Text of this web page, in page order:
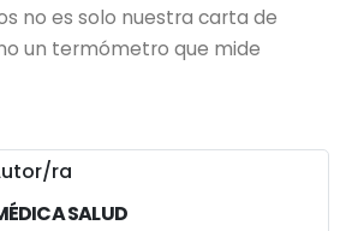
no es solo nuestra carta de
un termómetro que mide
ra
SALUD